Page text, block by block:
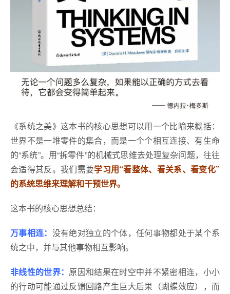
《系统之美》这本书的核心思想可以用一个比喻来概括：
世界不是一堆零件的集合，而是一个个相互连接、有生命
的“系统”。用“拆零件”的机械式思维去处理复杂问题，往往
会适得其反。我们需要学习用“看整体、看关系、看变化”
的系统思维来理解和干预世界。
这本书的核心思想总结：
万事相连： 没有绝对独立的个体，任何事物都处于某个系
统之中，并与其他事物相互影响。
非线性的世界： 原因和结果在时空中并不紧密相连，小小
的行动可能通过反馈回路产生巨大后果（蝴蝶效应），而